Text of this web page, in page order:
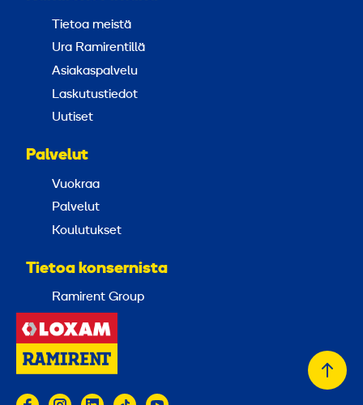
Tietoa meistä
Ura Ramirentillä
Asiakaspalvelu
Laskutustiedot
Uutiset
Palvelut
Vuokraa
Palvelut
Koulutukset
Tietoa konsernista
Ramirent Group